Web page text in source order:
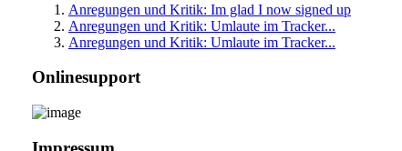
Anregungen und Kritik: Im glad I now signed up
Anregungen und Kritik: Umlaute im Tracker...
Anregungen und Kritik: Umlaute im Tracker...
Onlinesupport